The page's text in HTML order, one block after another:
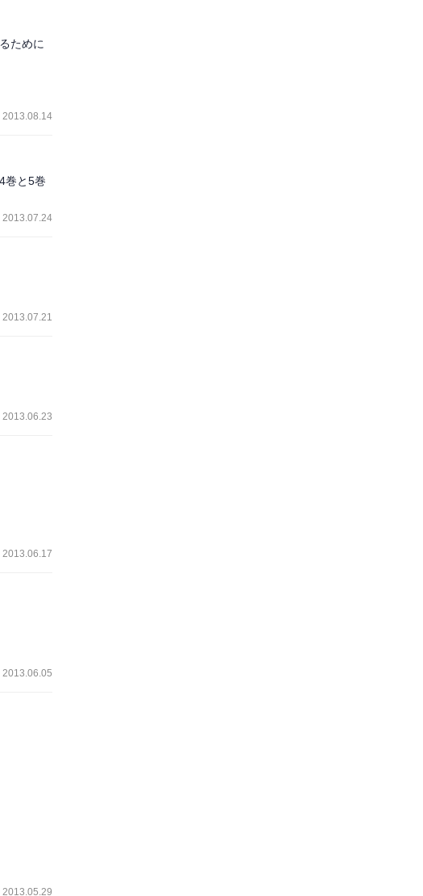
ために
2013.08.14
巻と5巻
2013.07.24
する。
2013.07.21
いい性
ほほん
2013.06.23
2013.06.17
2013.06.05
2013.05.29